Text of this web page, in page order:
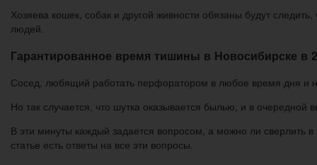
Хозяева кошек, собак и другой живности обязаны будут
людей.
Гарантированное время тишины в Новосибирске в
Сосед, любящий работать перфоратором в любое время дня и
Но так случается, что шутка оказывается былью, и в очередной
В эти минуты каждый задается вопросом, а можно ли сверлить
статье есть ответы на все эти вопросы.